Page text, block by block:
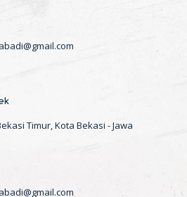
Timur, Kota Bekasi - Jawa